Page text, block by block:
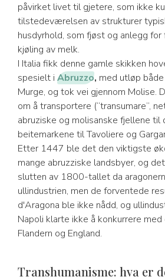
påvirket livet til gjetere, som ikke
tilstedeværelsen av strukturer
husdyrhold, som fjøst og anlegg for
kjøling av melk.
I Italia fikk denne gamle skikken
spesielt i Abruzzo, med utløp
Murge, og tok vei gjennom Molise.
om å transportere (“transumare”,
abruziske og molisanske fjellene til
beitemarkene til Tavoliere og
Etter 1447 ble det den viktigste
mange abruzziske landsbyer, og
slutten av 1800-tallet da
ullindustrien, men de forventede
d'Aragona ble ikke nådd, og
Napoli klarte ikke å konkurrere med
Flandern og England.
Transhumanisme: hva er